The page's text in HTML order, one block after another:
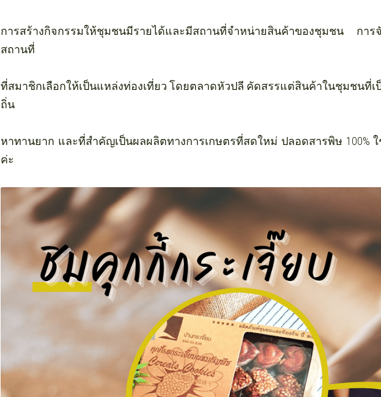
การสร้างกิจกรรมให้ชุมชนมีรายได้และมีสถานที่จำหน่ายสินค้าของชุมชน กา
สถานที่
ที่สมาชิกเลือกให้เป็นแหล่งท่องเที่ยว โดยตลาดหัวปลี คัดสรรแต่สินค้าในชุมชนที่
ถิ่น
หาทานยาก และที่สำคัญเป็นผลผลิตทางการเกษตรที่สดใหม่ ปลอดสารพิษ 100%
ค่ะ